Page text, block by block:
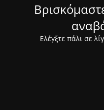
Ελέγξτε πάλι σε